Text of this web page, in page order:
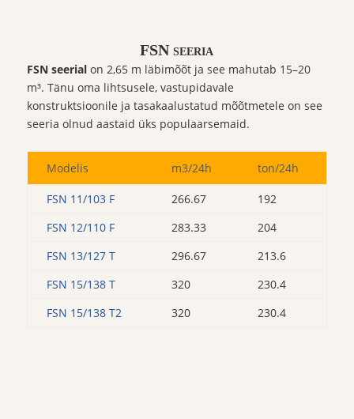
FSN seeria
FSN seerialon 2,65 m läbimõõt ja see mahutab 15–20
m³. Tänu oma lihtsusele, vastupidavale
konstruktsioonile ja tasakaalustatud mõõtmetele on see
seeria olnud aastaid üks populaarsemaid.
Modelis m3/24h ton/24h
FSN 11/103 F 266.67
192
FSN 12/110 F
283.33
204
FSN 13/127 T
296.67
213.6
FSN 15/138 T
320
230.4
FSN 15/138 T2
320 230.4